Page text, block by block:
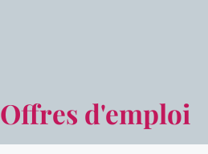
Offres d'emploi